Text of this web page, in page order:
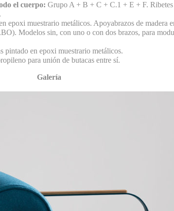
el cuerpo:Grupo A + B + C + C.1 + E + F.
epoxi muestrario metálicos. Apoyabrazos de madera
Modelos sin, con uno o con dos brazos, para
pintado en epoxi muestrario metálicos.
para unión de butacas entre sí.
Galería